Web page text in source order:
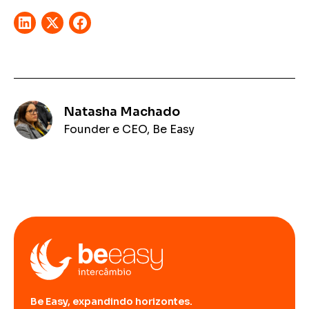
Natasha Machado
Founder e CEO, Be Easy
Be Easy, expandindo horizontes.